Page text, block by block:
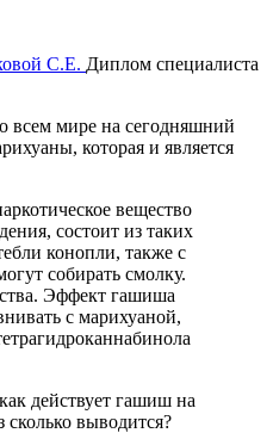
Диплом специалиста
всем мире на сегодняшний
которая и является
вещество
состоит из таких
конопли, также с
собирать смолку.
Эффект гашиша
с марихуаной,
действует гашиш на
сколько выводится?